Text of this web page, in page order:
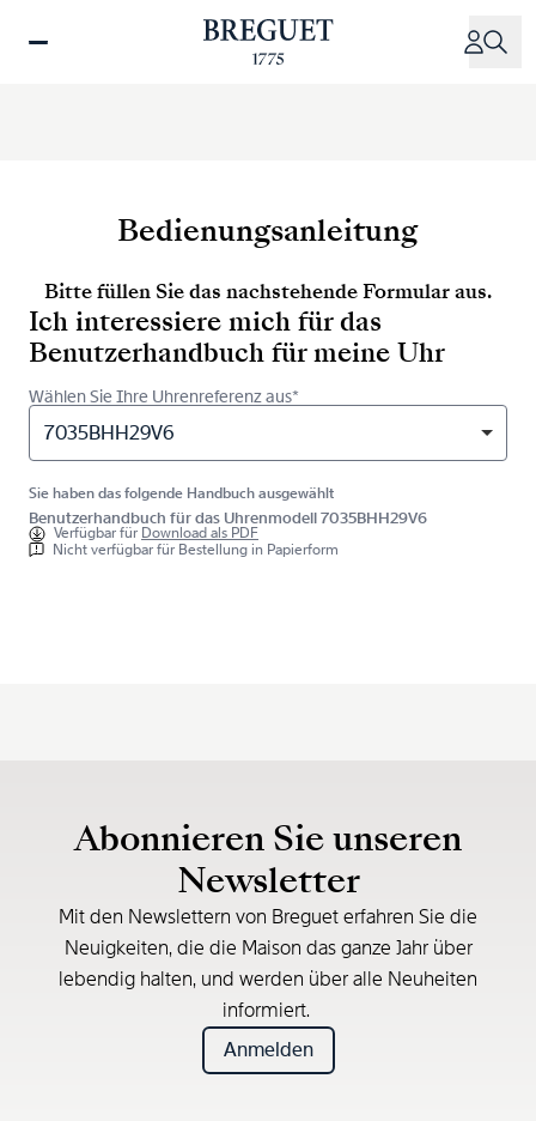
zum
Bedienungsanleitung
Bitte füllen Sie das nachstehende Formular aus.
Ich interessiere mich für das
Benutzerhandbuch für meine Uhr
Wählen Sie Ihre Uhrenreferenz aus*
7035BHH29V6
Sie haben das folgende Handbuch ausgewählt
Benutzerhandbuch für das Uhrenmodell 7035BHH29V6
Verfügbar für Download als PDF
Nicht verfügbar für Bestellung in Papierform
Abonnieren Sie unseren
Newsletter
Mit den Newslettern von Breguet erfahren Sie die
Neuigkeiten, die die Maison das ganze Jahr über
lebendig halten, und werden über alle Neuheiten
informiert.
Anmelden